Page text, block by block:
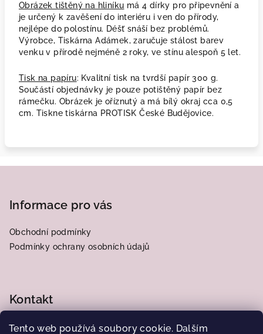
Tento web používá soubory cookie. Dalším
Obrázek tištěný na hliníku má 4 dírky pro připevnění a
je určený k zavěšení do interiéru i ven do přírody,
nejlépe do polostínu. Déšť snáší bez problémů.
Výrobce, Tiskárna Adámek, zaručuje stálost barev
venku v přírodě nejméně 2 roky, ve stínu alespoň 5 let.
Tisk na papíru: Kvalitní tisk na tvrdší papír 300 g.
Součástí objednávky je pouze potištěný papír bez
rámečku. Obrázek je oříznutý a má bílý okraj cca 0,5
cm. Tiskne tiskárna PROTISK České Budějovice.
Informace pro vás
Obchodní podmínky
Podmínky ochrany osobních údajů
Kontakt
frantiska.j@centrum.cz